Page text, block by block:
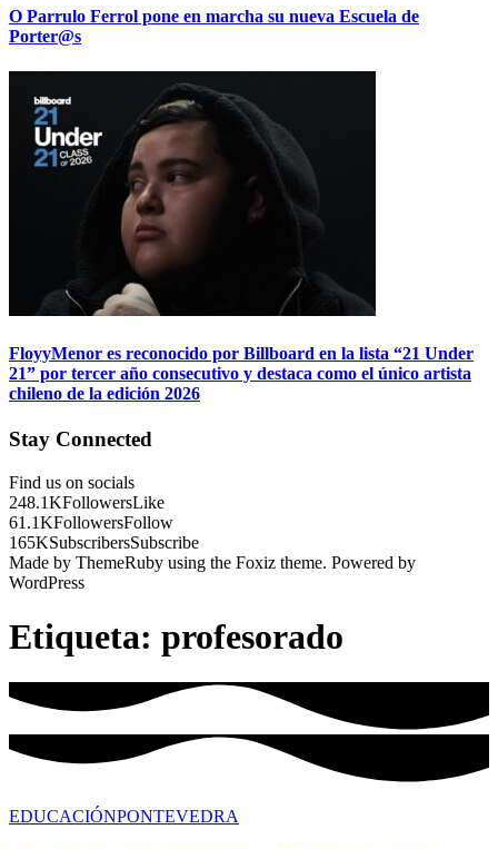
O Parrulo Ferrol pone en marcha su nueva Escuela de
Porter@s
FloyyMenor es reconocido por Billboard en la lista “21 Under
21” por tercer año consecutivo y destaca como el único artista
chileno de la edición 2026
Stay Connected
Find us on socials
248.1KFollowersLike
61.1KFollowersFollow
165KSubscribersSubscribe
Made by ThemeRuby using the Foxiz theme. Powered by
WordPress
Etiqueta: profesorado
EDUCACIÓNPONTEVEDRA